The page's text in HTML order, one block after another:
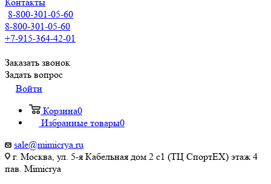
8-800-301-05-60
8-800-301-05-60
+7-915-364-42-01
Заказать звонок
Задать вопрос
Войти
Корзина0
Избранные товары0
sale@mimicrya.ru
г. Москва, ул. 5-я Кабельная дом 2 с1 (ТЦ СпортEX) этаж 4
пав. Mimicrya